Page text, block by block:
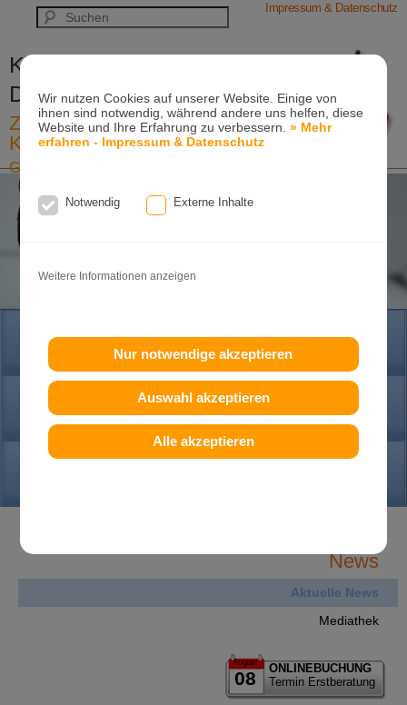
Wir nutzen Cookies auf unserer Website. Einige von
ihnen sind notwendig, während andere uns helfen, diese
Website und Ihre Erfahrung zu verbessern.» Mehr
erfahren - Impressum & Datenschutz
Notwendig Externe Inhalte
Weitere Informationen anzeigen
Nur notwendige akzeptieren
Auswahl akzeptieren
Alle akzeptieren
Impressum & Datenschutz
Kieferorthopädische Praxis
Dr. Konik & Kollegen
Zahn- und Kieferregulierungen für
Kinder und Erwachsene
Ganzheitliche-Kieferorthopädie
Erwachsenen-Kieferorthopädie
Tel. +49(0)7151-96 94 0-0 · www.konik.de
HOME
PRAXIS
News
Aktuelle News
Mediathek
August
08
ONLINEBUCHUNG
Termin Erstberatung